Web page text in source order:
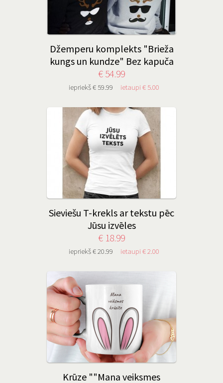
Džemperu komplekts "Brieža
kungs un kundze" Bez kapuča
€ 54.99
iepriekš € 59.99 ietaupi € 5.00
Sieviešu T-krekls ar tekstu pēc
Jūsu izvēles
€ 18.99
iepriekš € 20.99 ietaupi € 2.00
Krūze ""Mana veiksmes